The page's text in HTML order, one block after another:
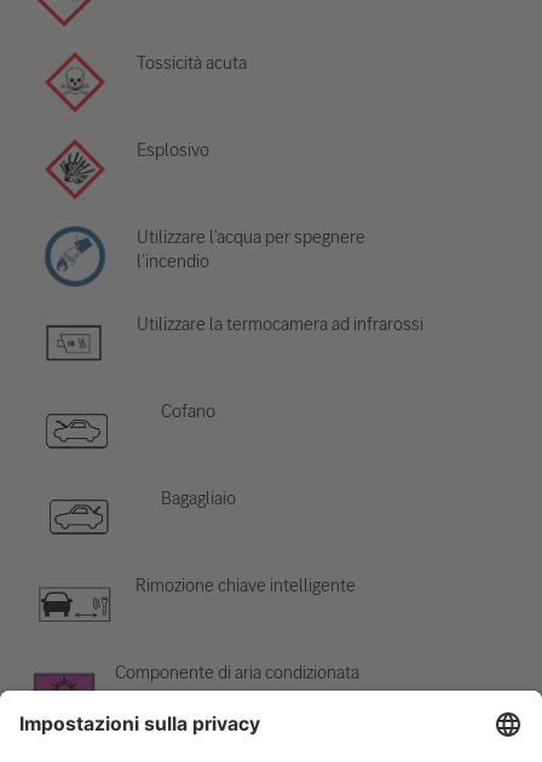
Tossicità acuta
Esplosivo
Utilizzare l'acqua per spegnere
l'incendio
Utilizzare la termocamera ad infrarossi
Cofano
Bagagliaio
Rimozione chiave intelligente
Componente di aria condizionata